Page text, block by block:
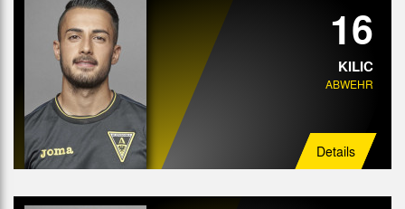
16
KILIC
ABWEHR
Details